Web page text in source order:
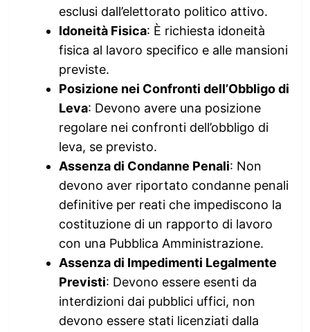
esclusi dall’elettorato politico attivo.
Idoneità Fisica: È richiesta idoneità
fisica al lavoro specifico e alle mansioni
previste.
Posizione nei Confronti dell’Obbligo di
Leva: Devono avere una posizione
regolare nei confronti dell’obbligo di
leva, se previsto.
Assenza di Condanne Penali: Non
devono aver riportato condanne penali
definitive per reati che impediscono la
costituzione di un rapporto di lavoro
con una Pubblica Amministrazione.
Assenza di Impedimenti Legalmente
Previsti: Devono essere esenti da
interdizioni dai pubblici uffici, non
devono essere stati licenziati dalla